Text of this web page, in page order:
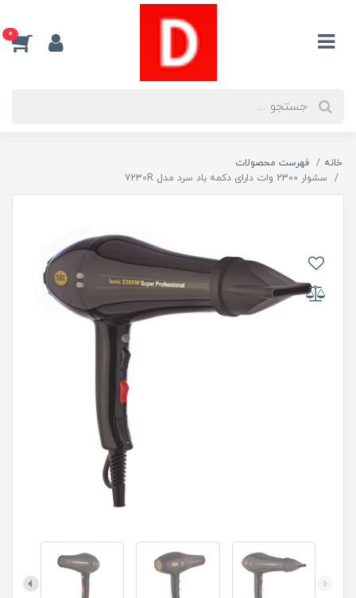
0
خانه
فهرست محصولات
سشوار 2300 وات دارای دکمه باد سرد مدل 7230R